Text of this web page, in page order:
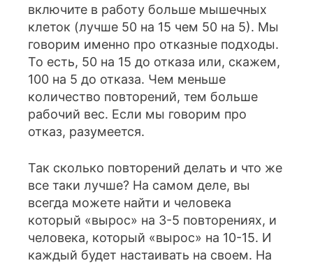
включите в работу больше мышечных
клеток (лучше 50 на 15 чем 50 на 5). Мы
говорим именно про отказные подходы.
То есть, 50 на 15 до отказа или, скажем,
100 на 5 до отказа. Чем меньше
количество повторений, тем больше
рабочий вес. Если мы говорим про
отказ, разумеется.
Так сколько повторений делать и что же
все таки лучше? На самом деле, вы
всегда можете найти и человека
который «вырос» на 3-5 повторениях, и
человека, который «вырос» на 10-15. И
каждый будет настаивать на своем. На